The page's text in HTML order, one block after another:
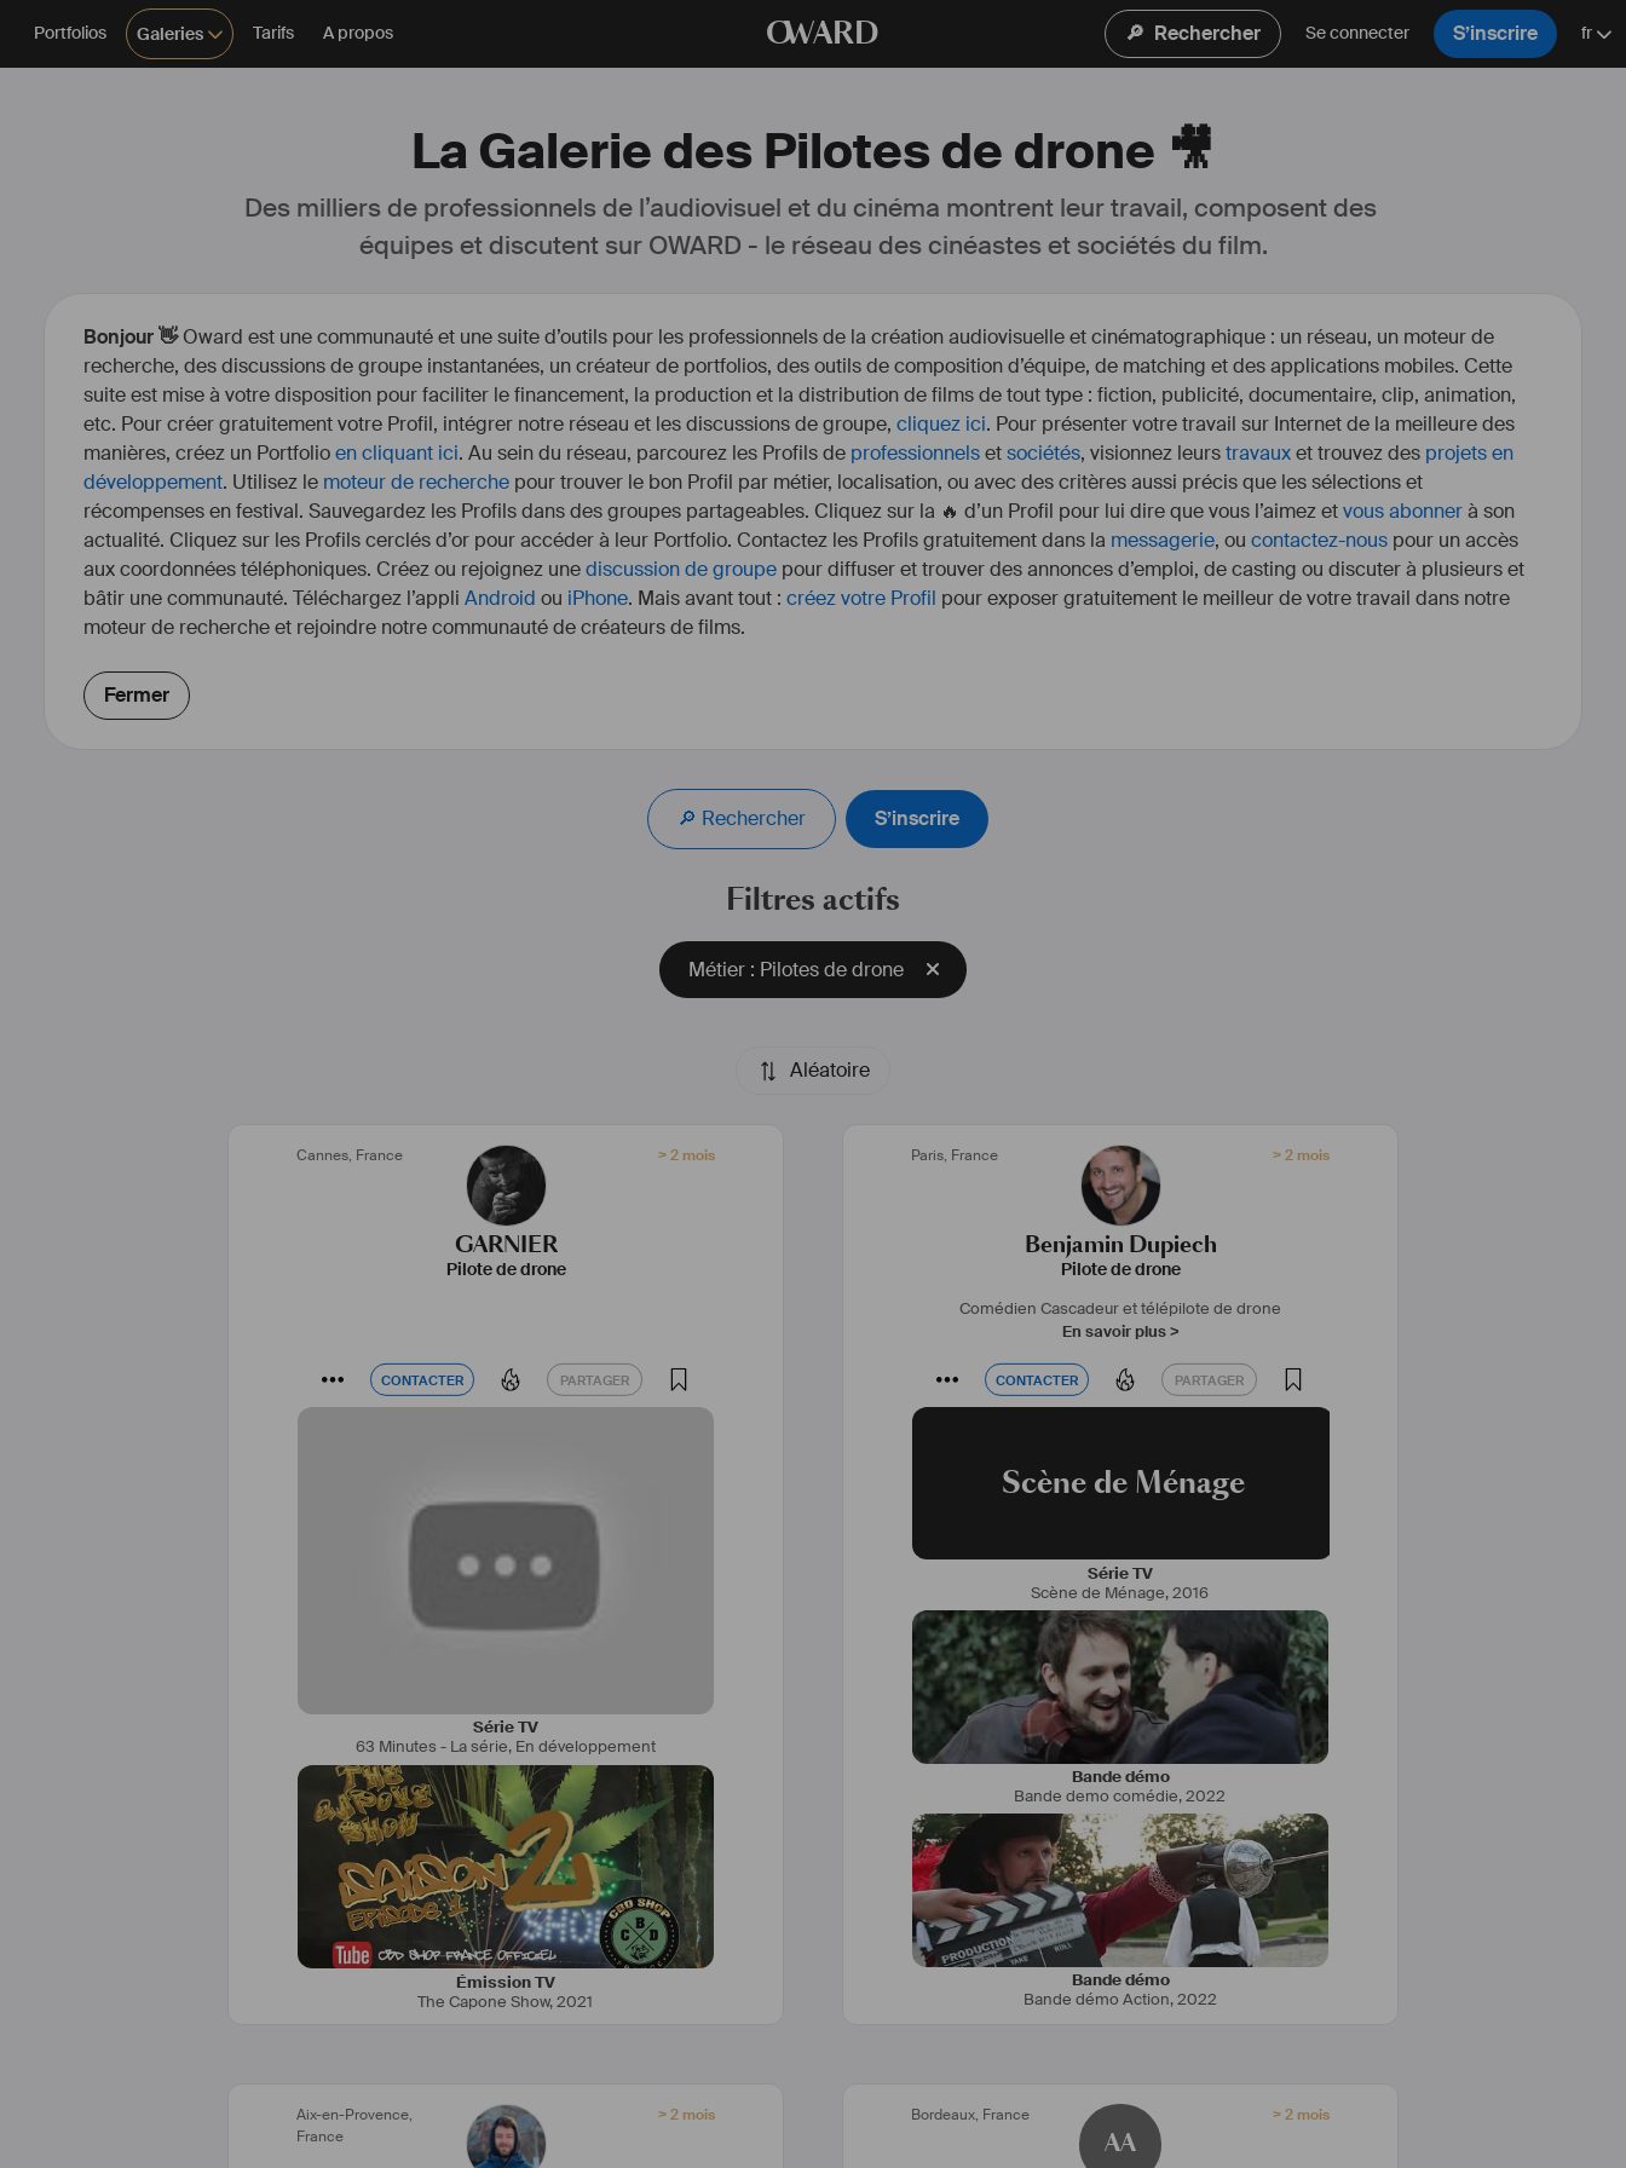
Portfolios Galeries Tarifs A propos OWARD 🔎 Rechercher Se connecter S’inscrire fr
La Galerie des Pilotes de drone 🎥
Des milliers de professionnels de l’audiovisuel et du cinéma montrent leur travail, composent des
équipes et discutent sur OWARD - le réseau des cinéastes et sociétés du film.
Bonjour 👋Oward est une communauté et une suite d’outils pour les professionnels de la création audiovisuelle et cinématographique : un réseau, un moteur de
recherche, des discussions de groupe instantanées, un créateur de portfolios, des outils de composition d’équipe, de matching et des applications mobiles. Cette
suite est mise à votre disposition pour faciliter le financement, la production et la distribution de films de tout type : fiction, publicité, documentaire, clip, animation,
etc. Pour créer gratuitement votre Profil, intégrer notre réseau et les discussions de groupe, cliquez ici. Pour présenter votre travail sur Internet de la meilleure des
manières, créez un Portfolioen cliquant ici. Au sein du réseau, parcourez les Profils de professionnelsetsociétés, visionnez leurstravauxet trouvez des projets en
développement. Utilisez le moteur de recherche pour trouver le bon Profil par métier, localisation, ou avec des critères aussi précis que les sélections et
récompenses en festival. Sauvegardez les Profils dans des groupes partageables. Cliquez sur la 🔥 d’un Profil pour lui dire que vous l’aimez etvous abonnerà son
actualité. Cliquez sur les Profils cerclés d’or pour accéder à leur Portfolio. Contactez les Profils gratuitement dans la messagerie, ou contactez-nous pour un accès
aux coordonnées téléphoniques. Créez ou rejoignez unediscussion de groupe pour diffuser et trouver des annonces d’emploi, de casting ou discuter à plusieurs et
bâtir une communauté. Téléchargez l’appli Android ou iPhone. Mais avant tout : créez votre Profil pour exposer gratuitement le meilleur de votre travail dans notre
moteur de recherche et rejoindre notre communauté de créateurs de films.
Fermer
🔎 Rechercher S’inscrire
Filtres actifs
Métier : Pilotes de drone
Aléatoire
Cannes, France > 2 mois
GARNIER
Pilote de drone
CONTACTER PARTAGER
CONTACTER PARTAGER
Série TV
63 Minutes - La série, En développement
Émission TV
The Capone Show,2021
Paris, France > 2 mois
Benjamin Dupiech
Pilote de drone
Comédien Cascadeur et télépilote de drone
En savoir plus >
http://www.talentedinparis.com/fiche.php?id=107
CONTACTER PARTAGER
CONTACTER PARTAGER
Scène de Ménage
Série TV
Scène de Ménage,2016
Bande démo
Bande demo comédie,2022
Bande démo
Bande démo Action,2022
Aix-en-Provence,
France
> 2 mois
Chef opérateur et pilote de drone
Issu des sports extrêmes je travaille maintenant en
publicité/fiction/documentaire/branded content
Toujours passionné par les nouveaux projets
Plus d'infos sur: thibaultmenu.com
Bordeaux, France
AA
> 2 mois